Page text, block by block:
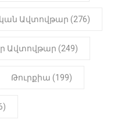
Ավտովթար (276)
Ավտովթար (249)
Թուրքիա (199)